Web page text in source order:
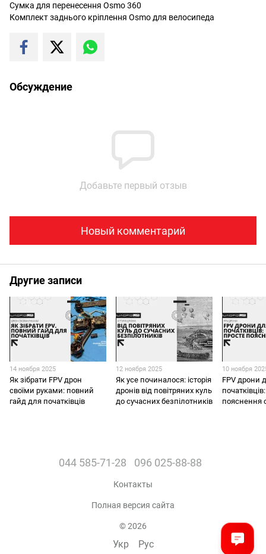
Сумка для перенесення Osmo 360
Комплект заднього кріплення Osmo для велосипеда
Обсуждение
Добавьте первый отзыв
Новый комментарий
Другие записи
14 ноября 2025
Як зібрати FPV дрон
своїми руками: повний
гайд для початківців
12 ноября 2025
Як усе починалося: історія
дронів від повітряних куль
до сучасних безпілотників
10 ноября
FPV дрони
пояснення
044 585-71-28 096 025-88-88
Контакты
Полная версия сайта
© 2026
Укр Рус